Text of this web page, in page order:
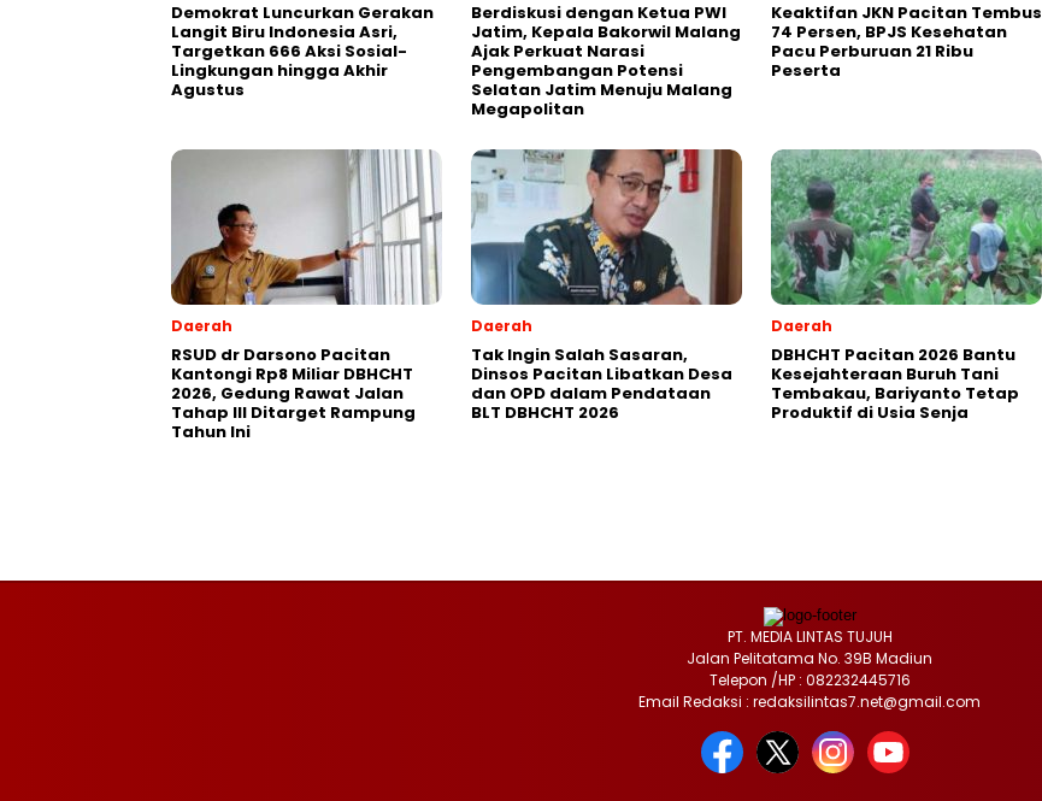
Demokrat Luncurkan Gerakan
Langit Biru Indonesia Asri,
Targetkan 666 Aksi Sosial-
Lingkungan hingga Akhir
Agustus
Berdiskusi dengan Ketua PWI
Jatim, Kepala Bakorwil Malang
Ajak Perkuat Narasi
Pengembangan Potensi
Selatan Jatim Menuju Malang
Megapolitan
Keaktifan JKN Pacitan Tembus
74 Persen, BPJS Kesehatan
Pacu Perburuan 21 Ribu
Peserta
Daerah
RSUD dr Darsono Pacitan
Kantongi Rp8 Miliar DBHCHT
2026, Gedung Rawat Jalan
Tahap III Ditarget Rampung
Tahun Ini
Daerah
Tak Ingin Salah Sasaran,
Dinsos Pacitan Libatkan Desa
dan OPD dalam Pendataan
BLT DBHCHT 2026
Daerah
DBHCHT Pacitan 2026 Bantu
Kesejahteraan Buruh Tani
Tembakau, Bariyanto Tetap
Produktif di Usia Senja
PT. MEDIA LINTAS TUJUH
Jalan Pelitatama No. 39B Madiun
Telepon /HP : 082232445716
Email Redaksi : redaksilintas7.net@gmail.com